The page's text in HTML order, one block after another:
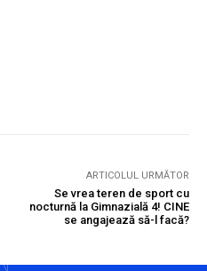
ARTICOLUL URMĂTOR
Se vrea teren de sport cu
nocturnă la Gimnazială 4! CINE
se angajează să-l facă?